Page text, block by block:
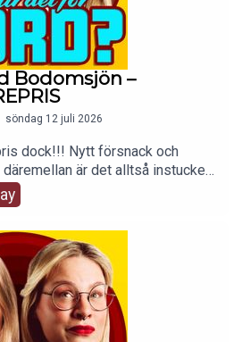
Bodomsjön –
söndag 12 juli 2026
dock!!! Nytt försnack och
är det alltså instucket
december 2018. En annan tid!